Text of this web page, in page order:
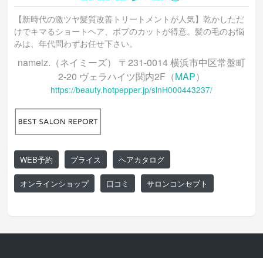
【新時代の激ツヤ髪質改善トリートメントが人気】乾かしただ
けでキマるショートヘア、ボブのカットが得意。髪の毛のお悩
みは、年代問わずお任せ下さい。
nameiz.（ネイミーズ） 〒231-0014 横浜市中区常盤町
2-20 ヴェラハイツ関内2F（MAP）
https://beauty.hotpepper.jp/slnH000443237/
WEB予約 プライス ヘアカタログ
オンラインショップ 口コミ サロンコンセプト